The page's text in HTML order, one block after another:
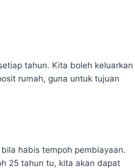
tahun. Kita boleh keluarkan
rumah, guna untuk tujuan
habis tempoh pembiayaan.
25 tahun tu, kita akan dapat